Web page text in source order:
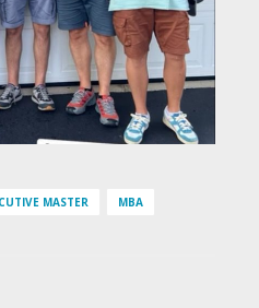
MASTER MBA